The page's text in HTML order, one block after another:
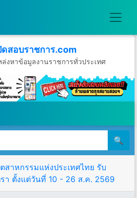
ดสอบราชการ.com
ล่งหาข้อมูลงานราชการทั่วประเทศ
ย์ที่ 9 เดือนสิงหาคม พ.ศ.2569
🔍
สาหกรรมแห่งประเทศไทย รับ
า ตั้งแต่วันที่ 10 - 26 ส.ค. 2569